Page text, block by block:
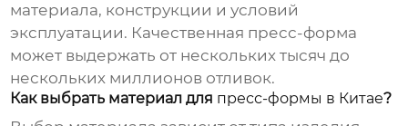
материала, конструкции и условий
эксплуатации. Качественная пресс-форма
может выдержать от нескольких тысяч до
нескольких миллионов отливок.
Как выбрать материал для пресс-формы в Китае?